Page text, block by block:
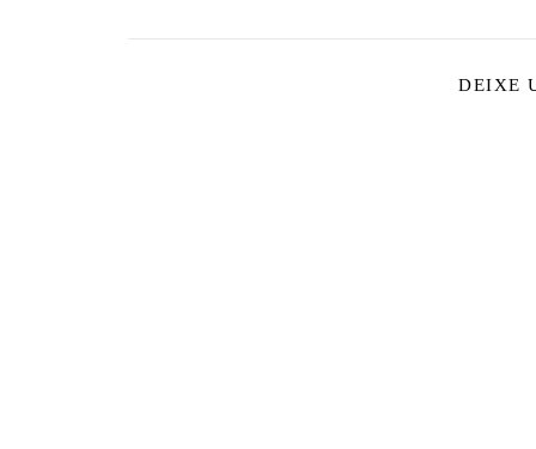
DEIXE